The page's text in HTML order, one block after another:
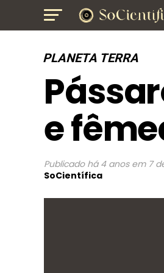
PLANETA TERRA
e
Publicado há 4 anos em 7
SoCientífica